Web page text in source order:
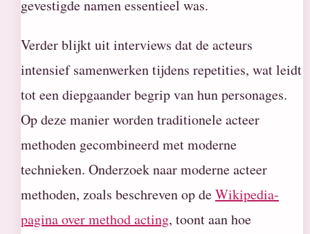
gevestigde namen essentieel was.
Verder blijkt uit interviews dat de acteurs
intensief samenwerken tijdens repetities, wat leidt
tot een diepgaander begrip van hun personages.
Op deze manier worden traditionele acteer
methoden gecombineerd met moderne
technieken. Onderzoek naar moderne acteer
methoden, zoals beschreven op deWikipedia-
pagina over method acting, toont aan hoe